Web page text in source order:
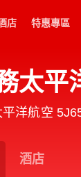
店 特惠專區
太平
洋航空
酒店